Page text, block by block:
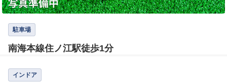
駐車場
南海本線住ノ江駅徒歩1分
インドア